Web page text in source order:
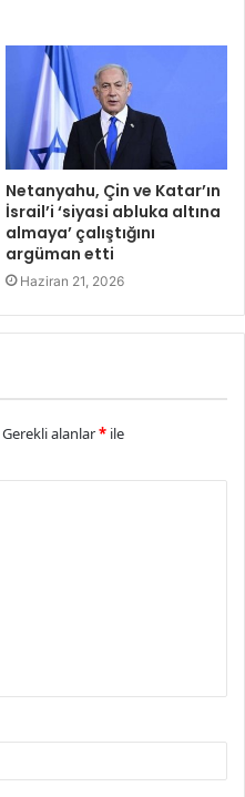
Netanyahu, Çin ve Katar’ın
İsrail’i ‘siyasi abluka altına
almaya’ çalıştığını
argüman etti
Haziran 21, 2026
Gerekli alanlar* ile